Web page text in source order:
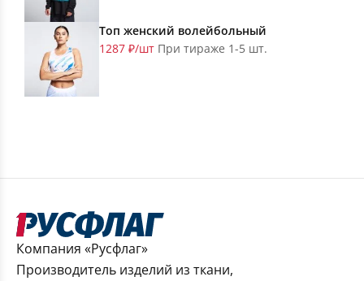
Топ женский волейбольный
1287 ₽/шт При тираже 1-5 шт.
Компания «Русфлаг»
Производитель изделий из ткани,